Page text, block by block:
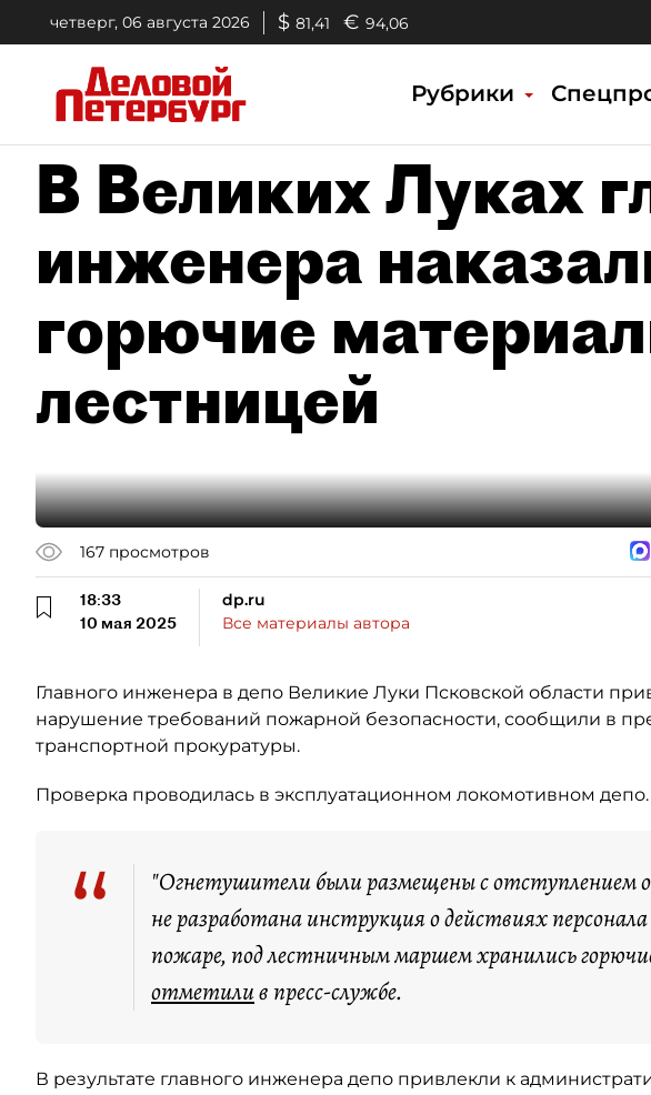
четверг, 06 августа 2026 $ 81,41 € 94,06
Рубрики
В Великих Луках
инженера
горючие
лестницей
167 просмотров
18:33
10 мая 2025
dp.ru
Все материалы автора
Главного инженера в депо Великие Луки Псковской области
нарушение требований пожарной безопасности, сообщили в
транспортной прокуратуры.
Проверка проводилась в эксплуатационном локомотивном депо.
“
"Огнетушители были размещены с отступлением
не разработана инструкция о действиях
пожаре, под лестничным маршем хранились
отметилив пресс-службе.
В результате главного инженера депо привлекли к